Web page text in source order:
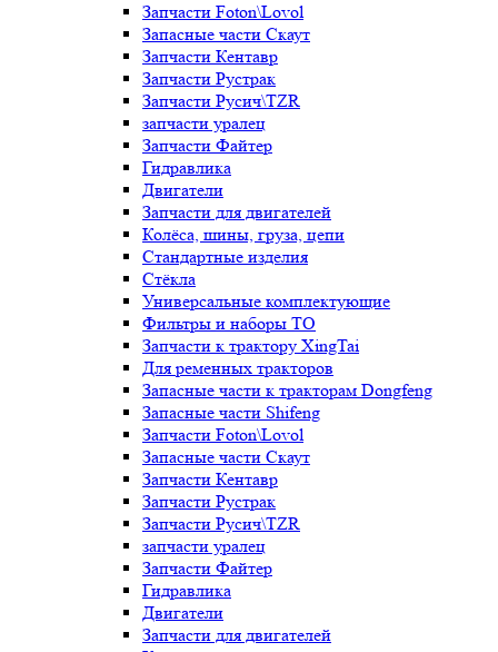
Запчасти Foton\Lovol
Запасные части Скаут
Запчасти Кентавр
Запчасти Рустрак
Запчасти Русич\TZR
запчасти уралец
Запчасти Файтер
Гидравлика
Двигатели
Запчасти для двигателей
Колёса, шины, груза, цепи
Стандартные изделия
Стёкла
Универсальные комплектующие
Фильтры и наборы ТО
Запчасти к трактору XingTai
Для ременных тракторов
Запасные части к тракторам Dongfeng
Запасные части Shifeng
Запчасти Foton\Lovol
Запасные части Скаут
Запчасти Кентавр
Запчасти Рустрак
Запчасти Русич\TZR
запчасти уралец
Запчасти Файтер
Гидравлика
Двигатели
Запчасти для двигателей